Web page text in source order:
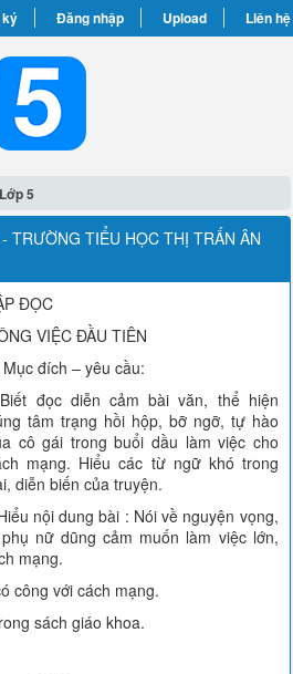
Đăng nhập Upload Liên hệ
5
TRƯỜNG TIỂU HỌC THỊ TRẤN ÂN
ĐỌC
VIỆC ĐẦU TIÊN
Mục đích – yêu cầu:
đọc diễn cảm bài văn, thể hiện
tâm trạng hồi hộp, bỡ ngỡ, tự hào
cô gái trong buổi dầu làm việc cho
mạng. Hiểu các từ ngữ khó trong
diễn biến của truyện.
nội dung bài : Nói về nguyện vọng,
nữ dũng cảm muốn làm việc lớn,
mạng.
công với cách mạng.
sách giáo khoa.